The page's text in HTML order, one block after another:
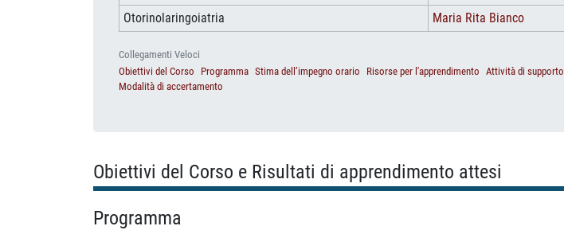
Otorinolaringoiatria
Maria Rita Bianco
Collegamenti Veloci
Obiettivi del Corso
Programma Stima dell’impegno orario Risorse per l'apprendimento Attività di supporto
Modalità di accertamento
Obiettivi del Corso e Risultati di apprendimento attesi
Programma